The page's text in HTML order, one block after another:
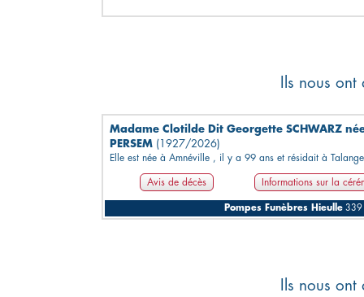
Ils nous
Madame Clotilde Dit Georgette SCHWARZ
PERSEM (1927/2026)
Elle est née à Amnéville , il y a 99 ans et résidait à
Avis de décès Informations sur la
Pompes Funèbres Hieulle 339
Ils nous